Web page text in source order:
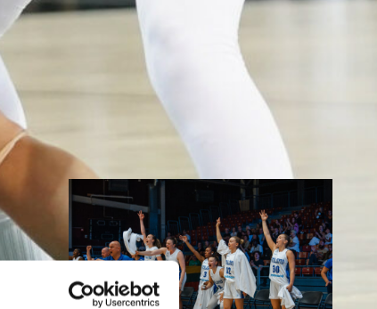
Dolenc on rakentanut pitkän
ammattilaisuran Suomen lisäksi
Ranskassa, Itävallassa,
Liettuassa, Romaniassa,
Bosniassa ja viimeksi Islannissa.